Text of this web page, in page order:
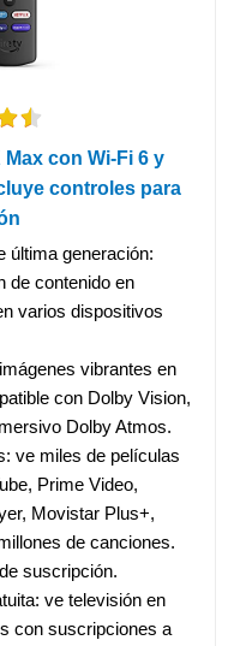
con Wi-Fi 6 y
controles para
última generación:
de contenido en
varios dispositivos
vibrantes en
con Dolby Vision,
Dolby Atmos.
ve miles de películas
Prime Video,
Movistar Plus+,
de canciones.
suscripción.
ve televisión en
con suscripciones a